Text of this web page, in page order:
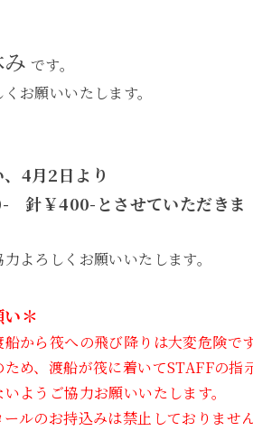
です。
お願いいたします。
4月2日より
針￥400-とさせていただきま
よろしくお願いいたします。
＊
船から筏への飛び降りは大変危険で
め、渡船が筏に着いてSTAFFの指
ようご協力お願いいたします。
ールのお持込みは禁止しておりませ